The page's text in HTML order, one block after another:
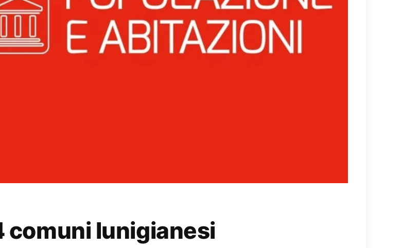
comuni lunigianesi